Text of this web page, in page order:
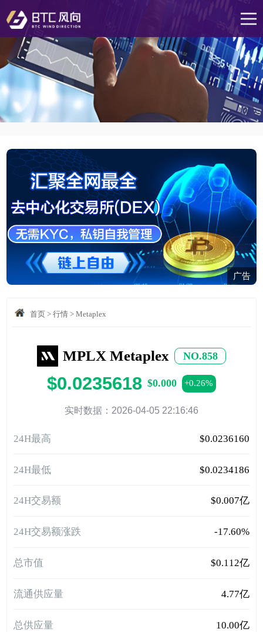
广告
首页> 行情> Metaplex
MPLX Metaplex NO.858
$0.0235618 $0.000 +0.26%
实时数据：2026-04-05 22:16:46
24H最高 $0.0236160
24H最低 $0.0234186
24H交易额 $0.007亿
24H交易额涨跌 -17.60%
总市值 $0.112亿
流通供应量 4.77亿
总供应量 10.00亿